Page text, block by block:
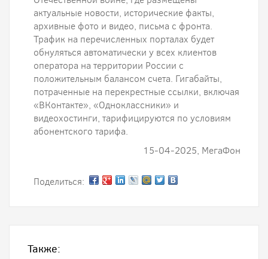
актуальные новости, исторические факты,
архивные фото и видео, письма с фронта.
Трафик на перечисленных порталах будет
обнуляться автоматически у всех клиентов
оператора на территории России с
положительным балансом счета. Гигабайты,
потраченные на перекрестные ссылки, включая
«ВКонтакте», «Одноклассники» и
видеохостинги, тарифицируются по условиям
абонентского тарифа.
15-04-2025, МегаФон
Поделиться:
Также: